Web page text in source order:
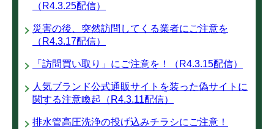
（R4.3.25配信）
災害の後、突然訪問してくる業者にご注意を
（R4.3.17配信）
「訪問買い取り」にご注意を！（R4.3.15配信）
人気ブランド公式通販サイトを装った偽サイトに
関する注意喚起（R4.3.11配信）
排水管高圧洗浄の投げ込みチラシにご注意！